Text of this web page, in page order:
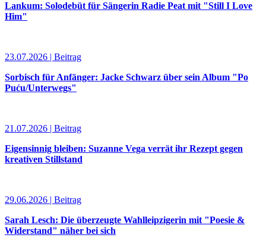
Lankum: Solodebüt für Sängerin Radie Peat mit "Still I Love
Him"
23.07.2026 | Beitrag
Sorbisch für Anfänger: Jacke Schwarz über sein Album "Po
Puću/Unterwegs"
21.07.2026 | Beitrag
Eigensinnig bleiben: Suzanne Vega verrät ihr Rezept gegen
kreativen Stillstand
29.06.2026 | Beitrag
Sarah Lesch: Die überzeugte Wahlleipzigerin mit "Poesie &
Widerstand" näher bei sich